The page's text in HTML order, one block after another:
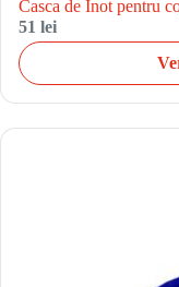
Casca de Inot pentru
51 lei